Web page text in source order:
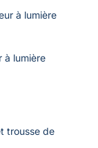
le 𝐦𝐞𝐧𝐭𝐨𝐧, le
unique) pour le
NE convient
à lumière